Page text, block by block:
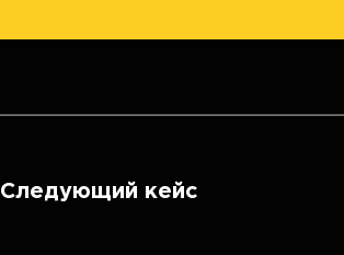
Следующий кейс